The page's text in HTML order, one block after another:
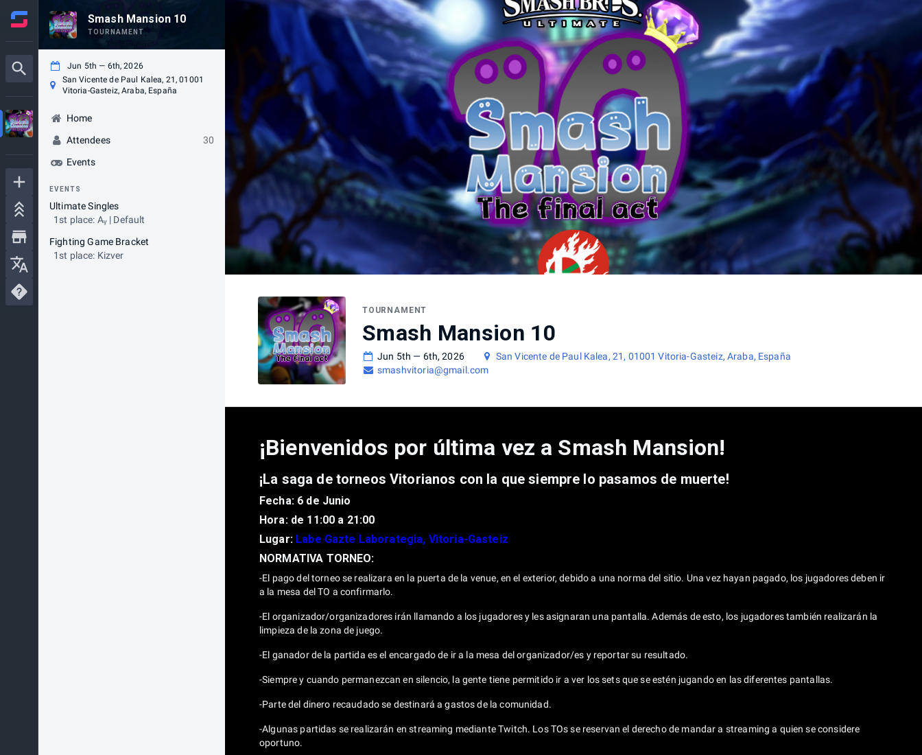
Smash Mansion 10
TOURNAMENT
Jun 5th — 6th, 2026
San Vicente de Paul Kalea, 21, 01001
Vitoria-Gasteiz, Araba, España
Home
Attendees
30
Events
EVENTS
Ultimate Singles
1st place: Aᵧ | Default
Fighting Game Bracket
1st place: Kizver
TOURNAMENT
Smash Mansion 10
Jun 5th — 6th, 2026
San Vicente de Paul Kalea, 21, 01001 Vitoria-Gasteiz, Araba, España
smashvitoria@gmail.com
¡Bienvenidos por última vez a Smash Mansion!
¡La saga de torneos Vitorianos con la que siempre lo pasamos de muerte!
Fecha: 6 de Junio
Hora: de 11:00 a 21:00
Lugar: Labe Gazte Laborategia, Vitoria-Gasteiz
NORMATIVA TORNEO:
-El pago del torneo se realizara en la puerta de la venue, en el exterior, debido a una norma del sitio. Una vez hayan pagado, los jugadores deben ir
a la mesa del TO a confirmarlo.
-El organizador/organizadores irán llamando a los jugadores y les asignaran una pantalla. Además de esto, los jugadores también realizarán la
limpieza de la zona de juego.
-El ganador de la partida es el encargado de ir a la mesa del organizador/es y reportar su resultado.
-Siempre y cuando permanezcan en silencio, la gente tiene permitido ir a ver los sets que se estén jugando en las diferentes pantallas.
-Parte del dinero recaudado se destinará a gastos de la comunidad.
-Algunas partidas se realizarán en streaming mediante Twitch. Los TOs se reservan el derecho de mandar a streaming a quien se considere
oportuno.